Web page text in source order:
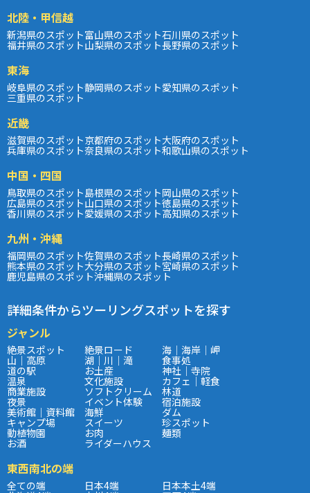
北陸・甲信越
新潟県のスポット富山県のスポット石川県のスポット
福井県のスポット山梨県のスポット長野県のスポット
東海
岐阜県のスポット静岡県のスポット愛知県のスポット
三重県のスポット
近畿
滋賀県のスポット京都府のスポット大阪府のスポット
兵庫県のスポット奈良県のスポット和歌山県のスポット
中国・四国
鳥取県のスポット島根県のスポット岡山県のスポット
広島県のスポット山口県のスポット徳島県のスポット
香川県のスポット愛媛県のスポット高知県のスポット
九州・沖縄
福岡県のスポット佐賀県のスポット長崎県のスポット
熊本県のスポット大分県のスポット宮崎県のスポット
鹿児島県のスポット沖縄県のスポット
詳細条件からツーリングスポットを探す
ジャンル
絶景スポット 絶景ロード 海｜海岸｜岬
山｜高原 湖｜川｜滝 食事処
道の駅 お土産 神社｜寺院
温泉 文化施設 カフェ｜軽食
商業施設 ソフトクリーム 林道
夜景 イベント体験 宿泊施設
美術館｜資料館 海鮮 ダム
キャンプ場 スイーツ 珍スポット
動植物園 お肉 麺類
お酒 ライダーハウス
東西南北の端
全ての端 日本4端 日本本土4端